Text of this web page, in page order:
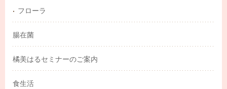
フローラ
腸在菌
橘美はるセミナーのご案内
食生活